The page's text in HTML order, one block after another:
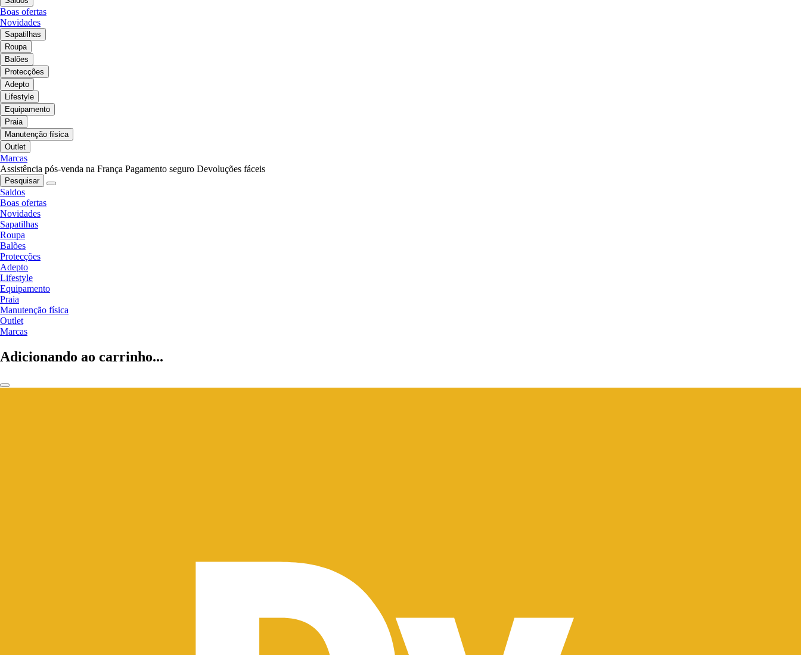
Boas ofertas
Novidades
Sapatilhas
Roupa
Balões
Protecções
Adepto
Lifestyle
Equipamento
Praia
Manutenção física
Outlet
Marcas
Assistência pós-venda na França Pagamento seguro Devoluções fáceis
Pesquisar
Saldos
Boas ofertas
Novidades
Sapatilhas
Roupa
Balões
Protecções
Adepto
Lifestyle
Equipamento
Praia
Manutenção física
Outlet
Marcas
Adicionando ao carrinho...